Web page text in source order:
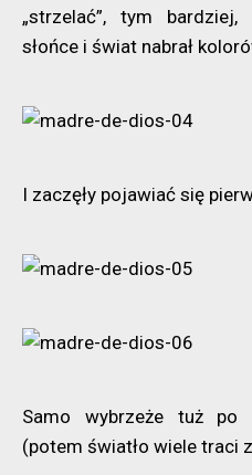
„strzelać”, tym
słońce i świat nabrał
I zaczęły pojawiać się
Samo wybrzeże tuż po
(potem światło wiele traci